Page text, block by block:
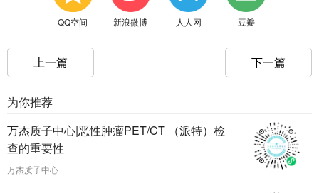
QQ空间 新浪微博 人人网 豆瓣
上一篇 下一篇
为你推荐
万杰质子中心|恶性肿瘤PET/CT （派特）检
查的重要性
万杰质子中心